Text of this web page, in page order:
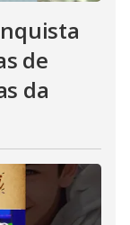
de
da